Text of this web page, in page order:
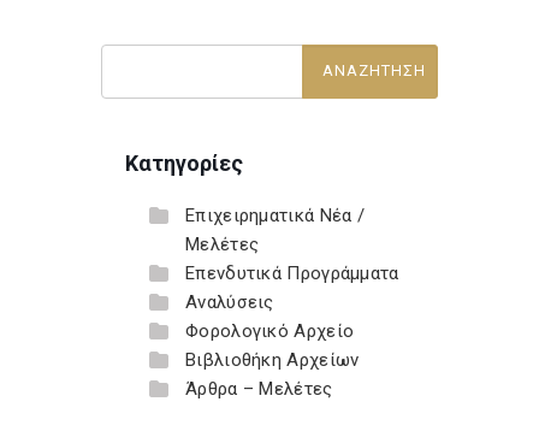
Κατηγορίες
Επιχειρηματικά Νέα /
Μελέτες
Επενδυτικά Προγράμματα
Αναλύσεις
Φορολογικό Αρχείο
Βιβλιοθήκη Αρχείων
Άρθρα – Μελέτες